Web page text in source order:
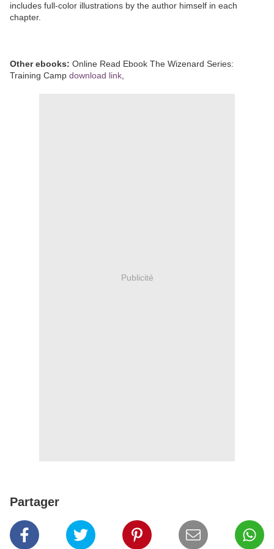
includes full-color illustrations by the author himself in each
chapter.
Other ebooks: Online Read Ebook The Wizenard Series:
Training Camp download link
Publicité
Partager